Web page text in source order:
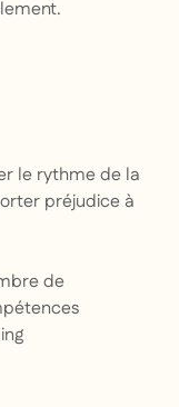
le rythme de la
préjudice à
de